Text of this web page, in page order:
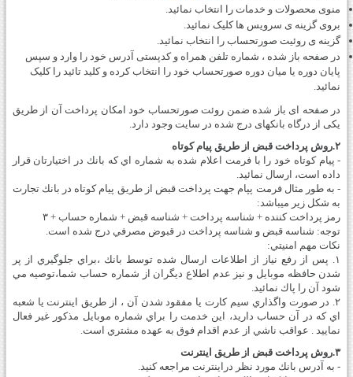
منوی محصولات و خدمات را انتخاب نمائید.
بروی گزینه ی سرویس ها کلیک نمائید.
گزینه ی روئیت صورتحساب را انتخاب نمائید.
در صفحه باز شده ، شماره تلفن همراه و کدپستی آدرس خود را وارد و سپس
پایان دوره یا میان دوره صورتحساب خود را انتخاب کرده و کلید تائید را کلیک
نمائید.
در صفحه ای باز شده ضمن روئت صورتحساب خود امکان پرداخت آن از طریق
یکی از درگاه بانکهای درج شده در سایت وجود دارد.
۲.روش پرداخت قبض از طريق پيام كوتاه
- پيام كوتاه خود را با فرمت اعلام شده به شماره اي كه بانك در اختيارتان قرار
داده است، ارسال نمائيد.
- به طور مثال فرمت پپام جهت پرداخت قبض از طريق پيام كوتاه در بانك تجارت
به شكل زير مي­باشد:
رمز پرداخت كننده + شناسه پرداخت + شناسه قبض + شماره حساب + ۳
توجه: شناسه قبض و شناسه پرداخت در قبوض مصرفي درج شده است.
نكات مهم امنيتي:
۱. پس از رفع نياز از اطلاعات ارسال شده توسط بانك ،‌براي جلوگيري از پر
شدن حافظه موبايل و نيز عدم اطلاع ديگران از شماره حساب شما،‌توصيه مي
شود آن را پاك نمائيد.
۲. در صورت واگذاري سيم كارت يا‌ مفقود شدن آن ، ‌از طريق اينترنت يا شعبه
اي كه در آن حساب داريد، اين خدمت را براي شماره موبايل مذكور غير فعال
نماييد . عواقب ناشي از عدم اقدام فوق به عهده مشتري است.
۳.‎‎‎روش پرداخت قبض از طريق اينترنت
- به آدرس بانك مورد نظر دراينترنت مراجعه كنيد.